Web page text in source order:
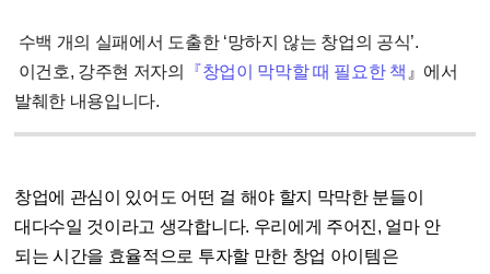
수백 개의 실패에서 도출한 ‘망하지 않는 창업의 공식’.
이건호, 강주현 저자의
『창업이 막막할 때 필요한 책 』 에서
발췌한 내용입니다.
창업에 관심이 있어도 어떤 걸 해야 할지 막막한 분들이
대다수일 것이라고 생각합니다. 우리에게 주어진, 얼마 안
되는 시간을 효율적으로 투자할 만한 창업 아이템은